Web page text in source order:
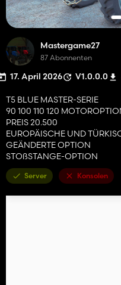
Mastergame27
87 Abonnenten
17. April 2026 V1.0.0.0
T5 BLUE MASTER-SERIE
90 100 110 120
PREIS 20.500
EUROPÄISCHE UND
GEÄNDERTE OPTION
STOßSTANGE-OPTION
Server Konsolen